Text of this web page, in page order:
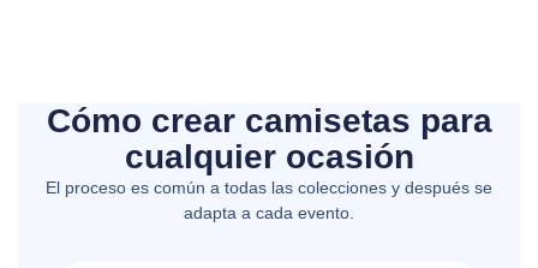
Cómo crear camisetas para
cualquier ocasión
El proceso es común a todas las colecciones y después se
adapta a cada evento.